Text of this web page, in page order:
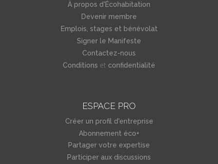
À propos d'Écohabitation
Devenir membre
Emplois, stages et bénévolat
Signer le Manifeste
Contactez-nous
Conditions et confidentialité
ESPACE PRO
Créer un profil d'entreprise
Abonnement éco+
Partager votre expertise
Participer aux discussions